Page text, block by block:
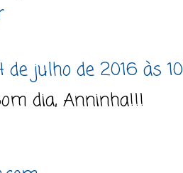
de julho de 2016 às
dia, Anninha!!!